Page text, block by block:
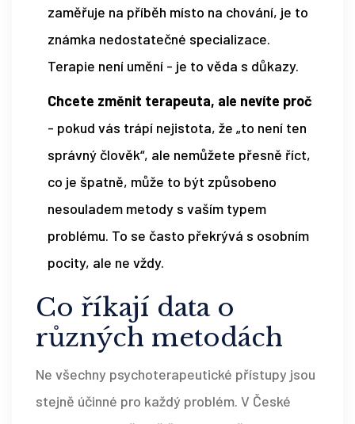
zaměřuje na příběh místo na chování, je to
známka nedostatečné specializace.
Terapie není umění - je to věda s důkazy.
Chcete změnit terapeuta, ale nevíte proč
- pokud vás trápí nejistota, že „to není ten
správný člověk“, ale nemůžete přesně říct,
co je špatně, může to být způsobeno
nesouladem metody s vaším typem
problému. To se často překrývá s osobním
pocity, ale ne vždy.
Co říkají data o
různých metodách
Ne všechny psychoterapeutické přístupy jsou
stejně účinné pro každý problém. V České